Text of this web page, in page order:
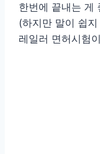
한번에 끝내는 게
(하지만 말이 쉽
레일러 면허시험